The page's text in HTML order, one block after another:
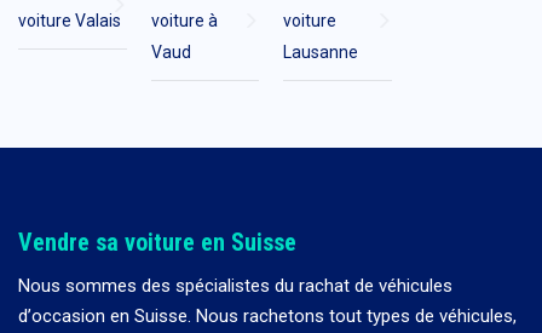
voiture Valais
voiture à
Vaud
voiture
Lausanne
Vendre sa voiture en Suisse
Nous sommes des spécialistes du rachat de véhicules
d’occasion en Suisse. Nous rachetons tout types de véhicules,